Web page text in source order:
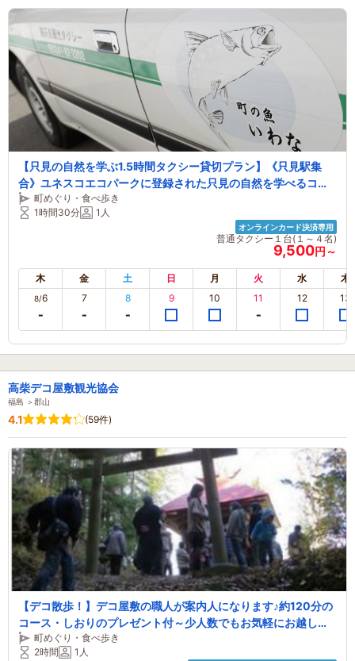
【只見の自然を学ぶ1.5時間タクシー貸切プラン】《只見駅集
合》ユネスコエコパークに登録された只見の自然を学べるコー
スです♪
町めぐり・食べ歩き
1時間30分
1人
オンラインカード決済専用
普通タクシー１台(１～４名)
9,500円～
木 金 土 日 月 火 水 木
8/6 7 8 9 10 11 12 13
高柴デコ屋敷観光協会
福島 ＞郡山
4.1 (59件)
【デコ散歩！】デコ屋敷の職人が案内人になります♪約120分の
コース・しおりのプレゼント付～少人数でもお気軽にお越しく
ださい・無料駐車場有～
町めぐり・食べ歩き
2時間
1人